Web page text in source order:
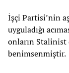
İşçi Partisi’nin
uyguladığı
onların Stalinist
benimsenmiştir.